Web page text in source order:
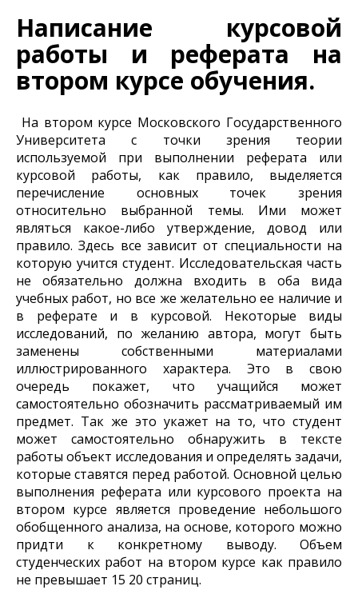
Написание курсовой
работы и реферата на
втором курсе обучения.
На втором курсе Московского Государственного
Университета с точки зрения теории
используемой при выполнении реферата или
курсовой работы, как правило, выделяется
перечисление основных точек зрения
относительно выбранной темы. Ими может
являться какое-либо утверждение, довод или
правило. Здесь все зависит от специальности на
которую учится студент. Исследовательская часть
не обязательно должна входить в оба вида
учебных работ, но все же желательно ее наличие и
в реферате и в курсовой. Некоторые виды
исследований, по желанию автора, могут быть
заменены собственными материалами
иллюстрированного характера. Это в свою
очередь покажет, что учащийся может
самостоятельно обозначить рассматриваемый им
предмет. Так же это укажет на то, что студент
может самостоятельно обнаружить в тексте
работы объект исследования и определять задачи,
которые ставятся перед работой. Основной целью
выполнения реферата или курсового проекта на
втором курсе является проведение небольшого
обобщенного анализа, на основе, которого можно
придти к конкретному выводу. Объем
студенческих работ на втором курсе как правило
не превышает 15 20 страниц.